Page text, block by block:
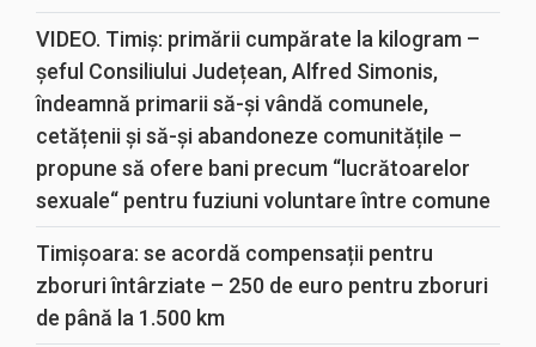
VIDEO. Timiș: primării cumpărate la kilogram –
șeful Consiliului Județean, Alfred Simonis,
îndeamnă primarii să-și vândă comunele,
cetățenii și să-și abandoneze comunitățile –
propune să ofere bani precum “lucrătoarelor
sexuale“ pentru fuziuni voluntare între comune
Timișoara: se acordă compensații pentru
zboruri întârziate – 250 de euro pentru zboruri
de până la 1.500 km